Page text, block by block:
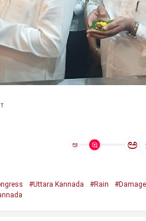
ಅ ಅ
#Uttara Kannada #Rain #Damage